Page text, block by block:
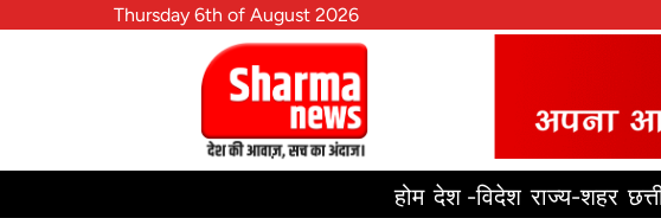
Thursday 6th of August 2026
होम देश -विदेश राज्य-शहर